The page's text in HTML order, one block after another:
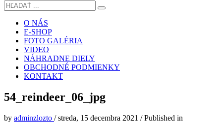
O NÁS
E-SHOP
FOTO GALÉRIA
VIDEO
NÁHRADNE DIELY
OBCHODNÉ PODMIENKY
KONTAKT
54_reindeer_06_jpg
by adminzlozto /streda, 15 decembra 2021 /Published in